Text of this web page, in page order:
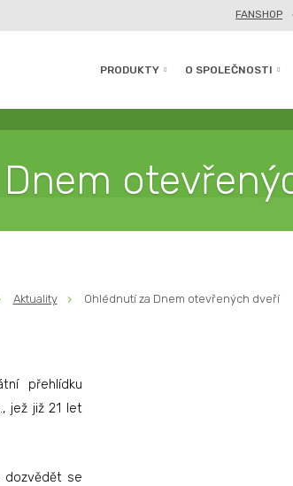
FANSHOP
PRODUKTY O SPOLEČNOSTI
Aktuality Ohlédnutí za Dnem otevřených dveří
přehlídku
jež již 21 let
dozvědět se